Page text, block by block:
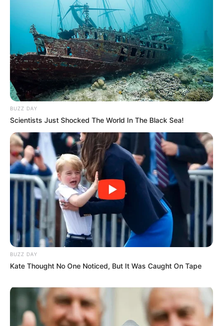
BUZZ DAY
Scientists Just Shocked The World In The Black Sea!
BUZZ DAY
Kate Thought No One Noticed, But It Was Caught On Tape